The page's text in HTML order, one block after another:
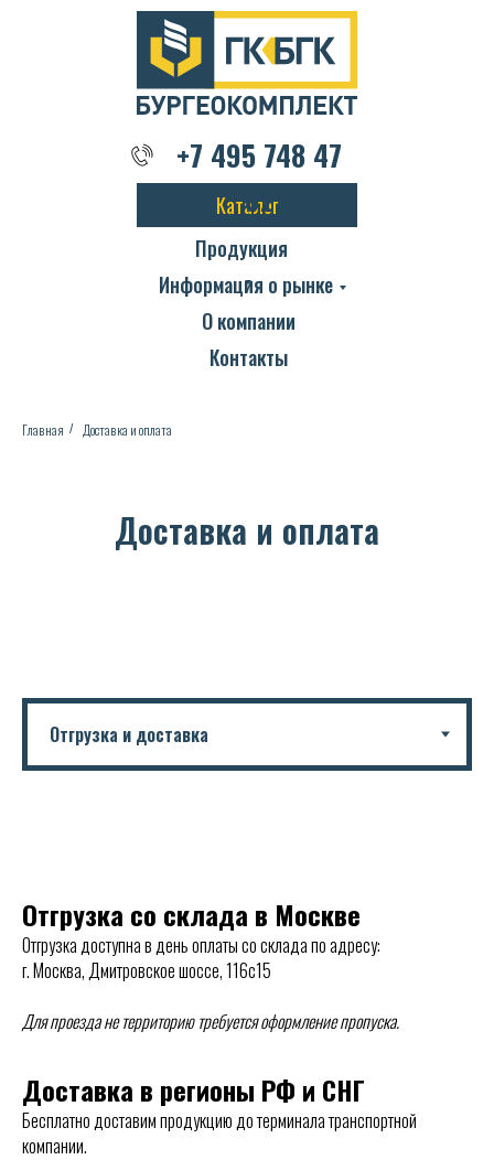
Каталог
Продукция
О компании
Контакты
+7 495 748 47
02
Информация о рынке
+7 495 748 47 02
Главная / Доставка и оплата
Доставка и оплата
Отгрузка со склада в Москве
Отгрузка доступна в день оплаты со склада по адресу:
г. Москва, Дмитровское шоссе, 116с15
Для проезда не территорию требуется оформление пропуска.
Доставка в регионы РФ и СНГ
Бесплатно доставим продукцию до терминала транспортной
компании.